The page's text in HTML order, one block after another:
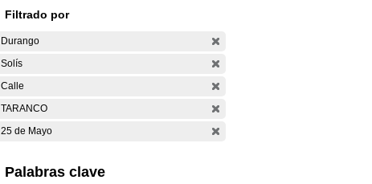
Filtrado por
Durango
Solís
Calle
TARANCO
25 de Mayo
Palabras clave